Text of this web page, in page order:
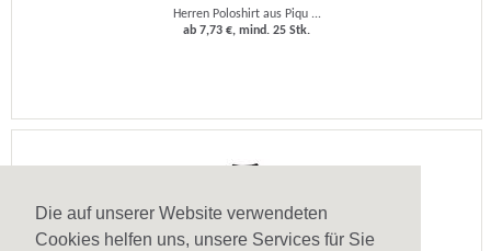
Die auf unserer Website verwendeten
Cookies helfen uns, unsere Services für Sie
Herren Poloshirt aus Piqu ...
ab 7,73 €, mind. 25 Stk.